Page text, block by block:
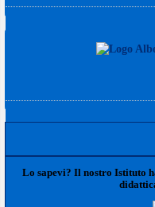
Lo sapevi? Il nostro Istituto